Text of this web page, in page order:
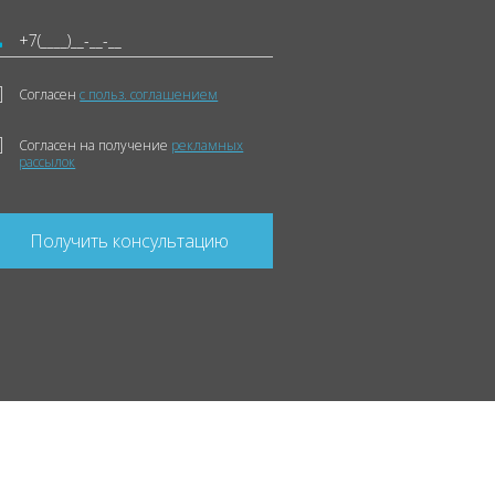
Согласенс польз. соглашением
Согласен на получение рекламных
рассылок
Получить консультацию